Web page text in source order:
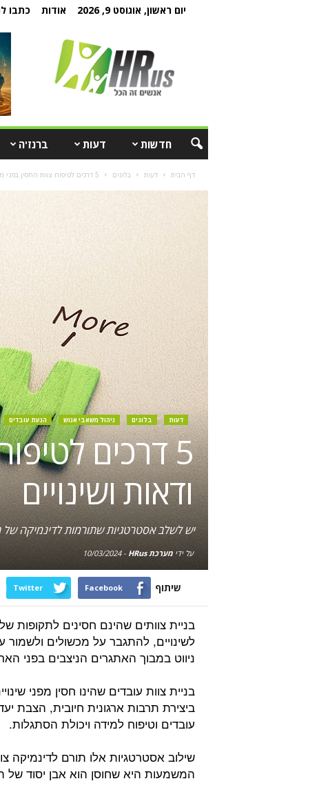
יום ראשון, אוגוסט 9, 2026 אודות כתבו
חדשות דעות ברנז'ה
דף הבית דעות בלוגים 5 דרכים לטיפוח צוות החסין בפני משברים כלכליים, אי ודאות ושינויים
דעות בלוגים ניהול משאבי אנוש הנעת עובדים
5 דרכים
ודאות ושינויים
יש לשלב אסטרטגיות שתורמות לדינמיקה של
על ידימערכת HRus -
10/03/2024
שיתוף Facebook
Twitter
בניית צוותים שהינם חסינים לתקופות
לשינויים, להתגבר על מכשולים ולשמור
ניווט במבוך האתגרים הניצבים בפני
בניית צוות עובדים שהינו חסין מפני
ביצירת תרבות ארגונית חיובית, הצבת
עובדים וטיפוח למידה ויכולת הסתגלות.
שילוב אסטרטגיות אלו תורם לדינמיקה
המשמעות היא שחוסן הוא אבן יסוד